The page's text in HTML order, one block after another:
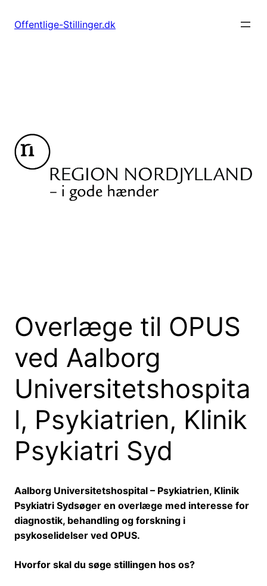
Offentlige-Stillinger.dk
Overlæge til OPUS
ved Aalborg
Universitetshospita
l, Psykiatrien, Klinik
Psykiatri Syd
Aalborg Universitetshospital – Psykiatrien, Klinik
Psykiatri Sydsøger en overlæge med interesse for
diagnostik, behandling og forskning i
psykoselidelser ved OPUS.
Hvorfor skal du søge stillingen hos os?